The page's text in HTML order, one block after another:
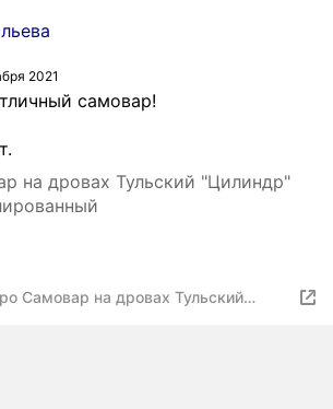
2021
самовар!
на дровах Тульский "Цилиндр"
Самовар на дровах Тульский